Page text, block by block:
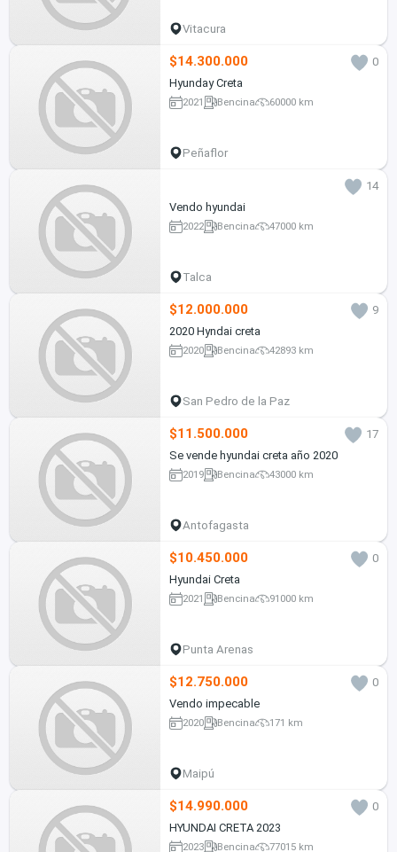
Vitacura
$14.300.000
0
Hyunday Creta
2021 Bencina 60000 km
Peñaflor
14
Vendo hyundai
2022 Bencina 47000 km
Talca
$12.000.000
9
2020 Hyndai creta
2020 Bencina 42893 km
San Pedro de la Paz
$11.500.000
17
Se vende hyundai creta año 2020
2019 Bencina 43000 km
Antofagasta
$10.450.000
0
Hyundai Creta
2021 Bencina 91000 km
Punta Arenas
$12.750.000
0
Vendo impecable
2020 Bencina 171 km
Maipú
$14.990.000
0
HYUNDAI CRETA 2023
2023 Bencina 77015 km